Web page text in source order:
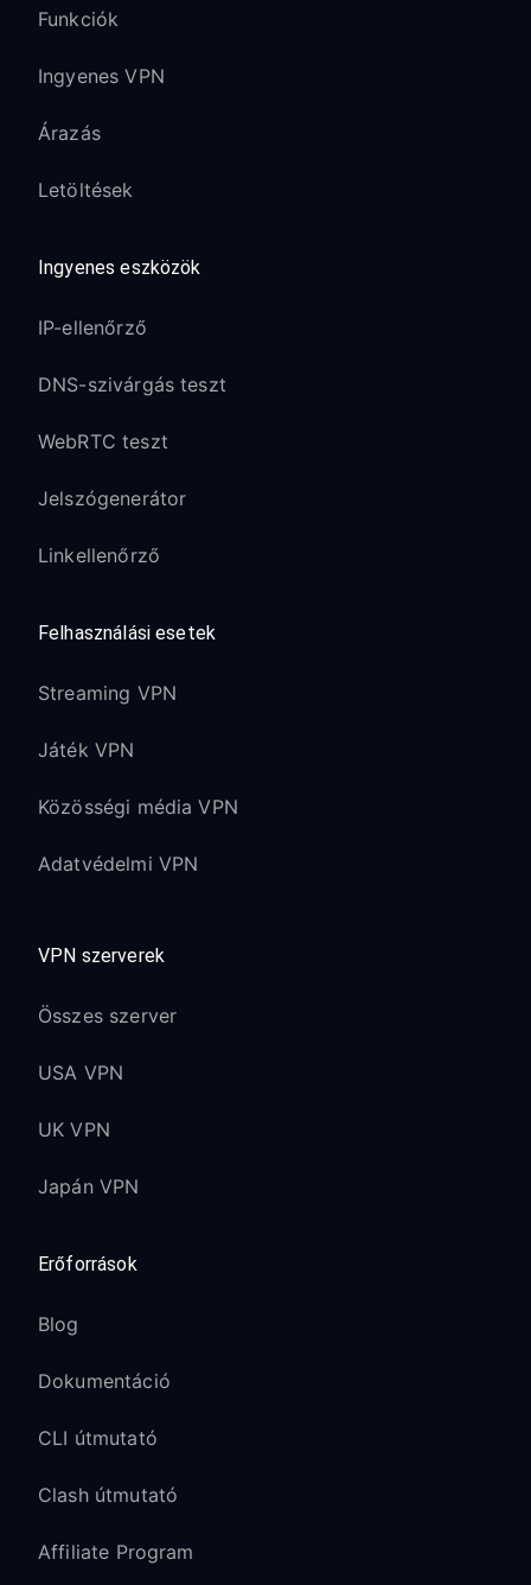
Funkciók
Ingyenes VPN
Árazás
Letöltések
Ingyenes eszközök
IP-ellenőrző
DNS-szivárgás teszt
WebRTC teszt
Jelszógenerátor
Linkellenőrző
Felhasználási esetek
Streaming VPN
Játék VPN
Közösségi média VPN
Adatvédelmi VPN
VPN szerverek
Összes szerver
USA VPN
UK VPN
Japán VPN
Erőforrások
Blog
Dokumentáció
CLI útmutató
Clash útmutató
Affiliate Program